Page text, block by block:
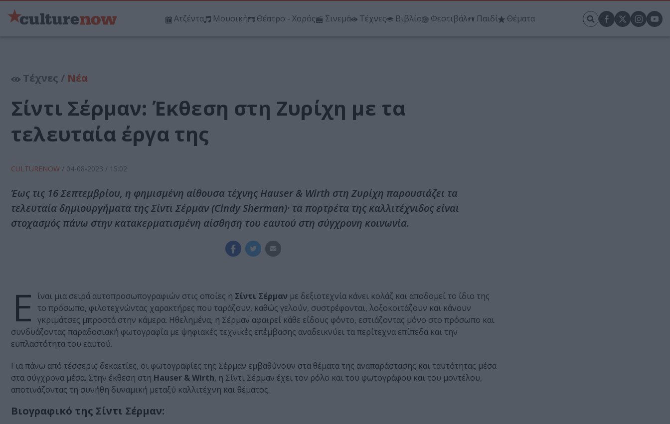
Ατζέντα Μουσική Θέατρο - Χορός Σινεμά Τέχνες Βιβλίο Φεστιβάλ Παιδί Θέματα
Τέχνες / Νέα
Σίντι Σέρμαν: Έκθεση στη Ζυρίχη με τα
τελευταία έργα της
CULTURENOW / 04-08-2023 / 15:02
Έως τις 16 Σεπτεμβρίου, η φημισμένη αίθουσα τέχνης Hauser & Wirth στη Ζυρίχη παρουσιάζει τα
τελευταία δημιουργήματα της Σίντι Σέρμαν (Cindy Sherman)· τα πορτρέτα της καλλιτέχνιδος είναι
στοχασμός πάνω στην κατακερματισμένη αίσθηση του εαυτού στη σύγχρονη κοινωνία.
Ε ίναι μια σειρά αυτοπροσωπογραφιών στις οποίες η Σίντι Σέρμαν με δεξιοτεχνία κάνει κολάζ και αποδομεί το ίδιο της
το πρόσωπο, φιλοτεχνώντας χαρακτήρες που ταράζουν, καθώς γελούν, συστρέφονται, λοξοκοιτάζουν και κάνουν
γκριμάτσες μπροστά στην κάμερα. Ηθελημένα, η Σέρμαν αφαιρεί κάθε είδους φόντο, εστιάζοντας μόνο στο πρόσωπο και
συνδυάζοντας παραδοσιακή φωτογραφία με ψηφιακές τεχνικές επέμβασης αναδεικνύει τα περίτεχνα επίπεδα και την
ευπλαστότητα του εαυτού.
Για πάνω από τέσσερις δεκαετίες, οι φωτογραφίες της Σέρμαν εμβαθύνουν στα θέματα της αναπαράστασης και ταυτότητας μέσα
στα σύγχρονα μέσα. Στην έκθεση στη Hauser & Wirth, η Σίντι Σέρμαν έχει τον ρόλο και του φωτογράφου και του μοντέλου,
αποτινάζοντας τη συνήθη δυναμική μεταξύ καλλιτέχνη και θέματος.
Βιογραφικό της Σίντι Σέρμαν: